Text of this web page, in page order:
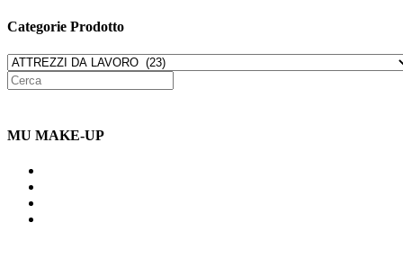
Categorie Prodotto
MU MAKE-UP